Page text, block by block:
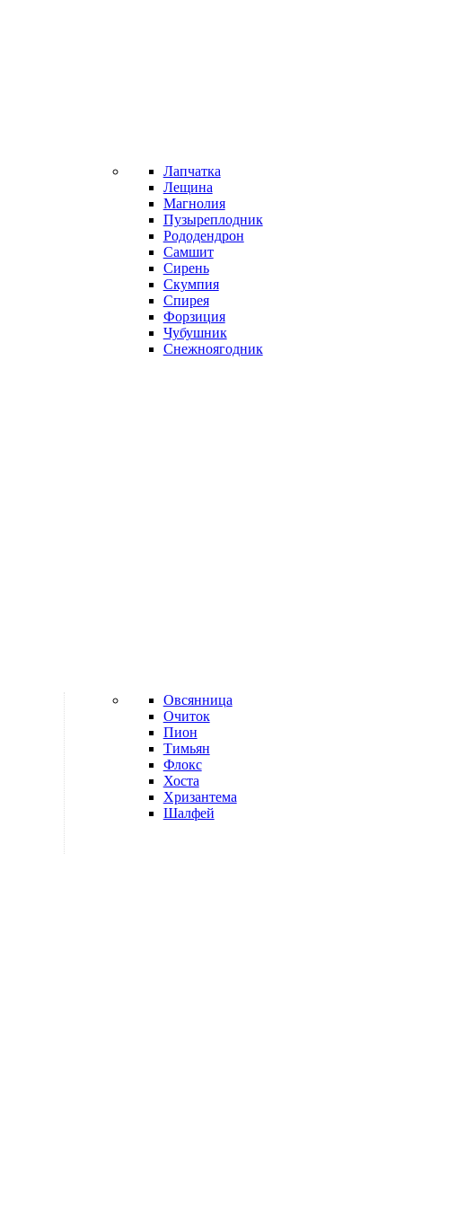
Лапчатка
Лещина
Магнолия
Пузыреплодник
Рододендрон
Самшит
Сирень
Скумпия
Спирея
Форзиция
Чубушник
Снежноягодник
Овсянница
Очиток
Пион
Тимьян
Флокс
Хоста
Хризантема
Шалфей